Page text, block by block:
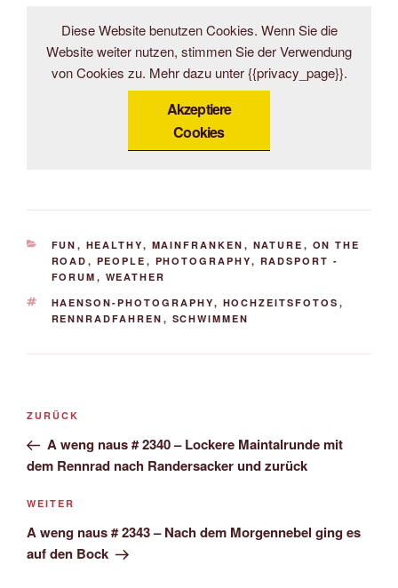
Diese Website benutzen Cookies. Wenn Sie die
Website weiter nutzen, stimmen Sie der Verwendung
von Cookies zu. Mehr dazu unter {{privacy_page}}.
Akzeptiere
Cookies
KATEGORIEN
FUN , HEALTHY, MAINFRANKEN , NATURE , ON THE
ROAD , PEOPLE , PHOTOGRAPHY, RADSPORT -
FORUM , WEATHER
SCHLAGWÖRTER
HAENSON-PHOTOGRAPHY, HOCHZEITSFOTOS ,
RENNRADFAHREN , SCHWIMMEN
Beitrags-
Vorheriger
Beitrag
ZURÜCK
A weng naus # 2340 – Lockere Maintalrunde mit
dem Rennrad nach Randersacker und zurück
Nächster
Beitrag
WEITER
A weng naus # 2343 – Nach dem Morgennebel ging es
auf den Bock